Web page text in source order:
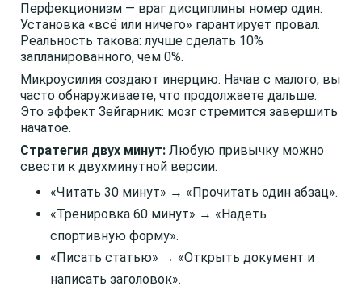
Перфекционизм — враг дисциплины номер один.
Установка «всё или ничего» гарантирует провал.
Реальность такова: лучше сделать 10%
запланированного, чем 0%.
Микроусилия создают инерцию. Начав с малого, вы
часто обнаруживаете, что продолжаете дальше.
Это эффект Зейгарник: мозг стремится завершить
начатое.
Стратегия двух минут: Любую привычку можно
свести к двухминутной версии.
«Читать 30 минут» → «Прочитать один абзац».
«Тренировка 60 минут» → «Надеть
спортивную форму».
«Писать статью» → «Открыть документ и
написать заголовок».